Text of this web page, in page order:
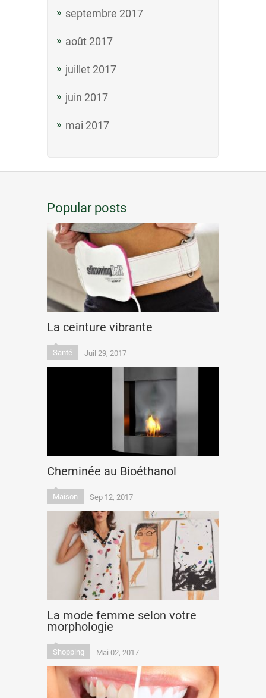
septembre 2017
août 2017
juillet 2017
juin 2017
mai 2017
Popular posts
La ceinture vibrante
Santé Juil 29, 2017
Cheminée au Bioéthanol
Maison Sep 12, 2017
La mode femme selon votre
morphologie
Shopping Mai 02, 2017